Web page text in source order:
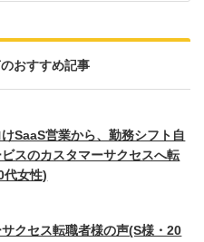
おすすめ記事
SaaS営業から、勤務シフト自
スのカスタマーサクセスへ転
代女性)
クセス転職者様の声(S様・20